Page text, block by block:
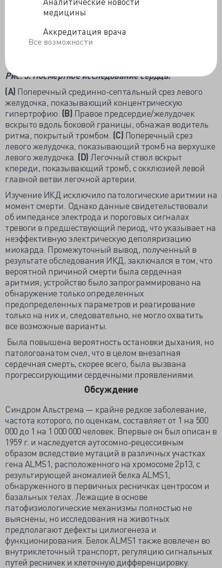
медицины
Аккредитация врача
Все возможности
Рис. 3. Посмертное исследование сердца.
(А) Поперечный срединно-септальный срез левого
желудочка, показывающий концентрическую
гипертрофию. (В) Правое предсердие/желудочек
вскрыто вдоль боковой границы, обнажая водитель
ритма, покрытый тромбом. (C) Поперечный срез
левого желудочка, показывающий тромб на верхушке
левого желудочка. (D) Легочный ствол вскрыт
кпереди, показывающий тромб, с окклюзией левой
главной ветви легочной артерии.
Изучение ИКД исключило патологические аритмии на
момент смерти. Однако данные свидетельствовали
об импедансе электрода и пороговых сигналах
тревоги в предшествующий период, что указывает на
неэффективную электрическую деполяризацию
миокарда. Промежуточный вывод, полученный в
результате обследования ИКД, заключался в том, что
вероятной причиной смерти была сердечная
аритмия; устройство было запрограммировано на
обнаружение только определенных
предопределенных параметров и реагирование
только на них и, следовательно, не могло охватить
все возможные варианты.
Была повышена вероятность остановки дыхания, но
патологоанатом счел, что в целом внезапная
сердечная смерть, скорее всего, была вызвана
прогрессирующими сердечными проявлениями.
Обсуждение
Синдром Альстрема — крайне редкое заболевание,
частота которого, по оценкам, составляет от 1 на 500
000 до 1 на 1 000 000 человек. Впервые он был описан в
1959 г. и наследуется аутосомно-рецессивным
образом вследствие мутаций в различных участках
гена ALMS1, расположенного на хромосоме 2p13, с
результирующей аномалией белка ALMS1,
обнаруженного в первичных ресничках центросом и
базальных телах. Лежащие в основе
патофизиологические механизмы полностью не
выяснены, но исследования на животных
предполагают дефекты цилиогенеза и
функционирования. Белок ALMS1 также вовлечен во
внутриклеточный транспорт, регуляцию сигнальных
путей ресничек и клеточную дифференцировку.